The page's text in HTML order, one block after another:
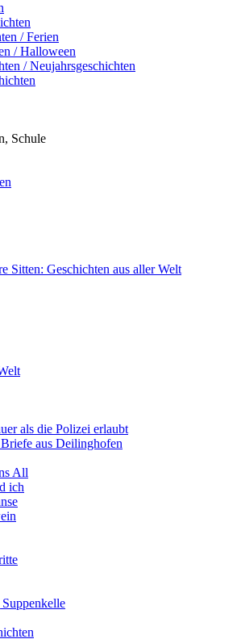
/ Ferien
/ Halloween
/ Neujahrsgeschichten
Schule
Sitten: Geschichten aus aller Welt
als die Polizei erlaubt
aus Deilinghofen
All
ich